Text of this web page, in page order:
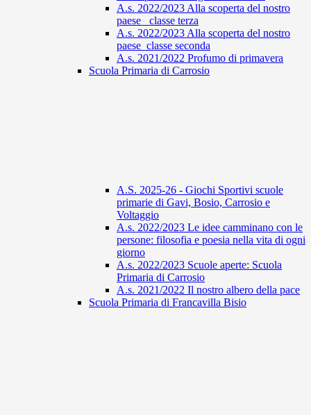
A.s. 2022/2023 Alla scoperta del nostro
paese_ classe terza
A.s. 2022/2023 Alla scoperta del nostro
paese_classe seconda
A.s. 2021/2022 Profumo di primavera
Scuola Primaria di Carrosio
A.S. 2025-26 - Giochi Sportivi scuole
primarie di Gavi, Bosio, Carrosio e
Voltaggio
A.s. 2022/2023 Le idee camminano con le
persone: filosofia e poesia nella vita di ogni
giorno
A.s. 2022/2023 Scuole aperte: Scuola
Primaria di Carrosio
A.s. 2021/2022 Il nostro albero della pace
Scuola Primaria di Francavilla Bisio